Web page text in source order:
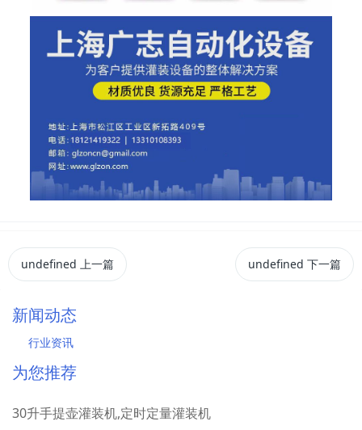
undefined 上一篇 undefined 下一篇
新闻动态
行业资讯
为您推荐
30升手提壶灌装机,定时定量灌装机